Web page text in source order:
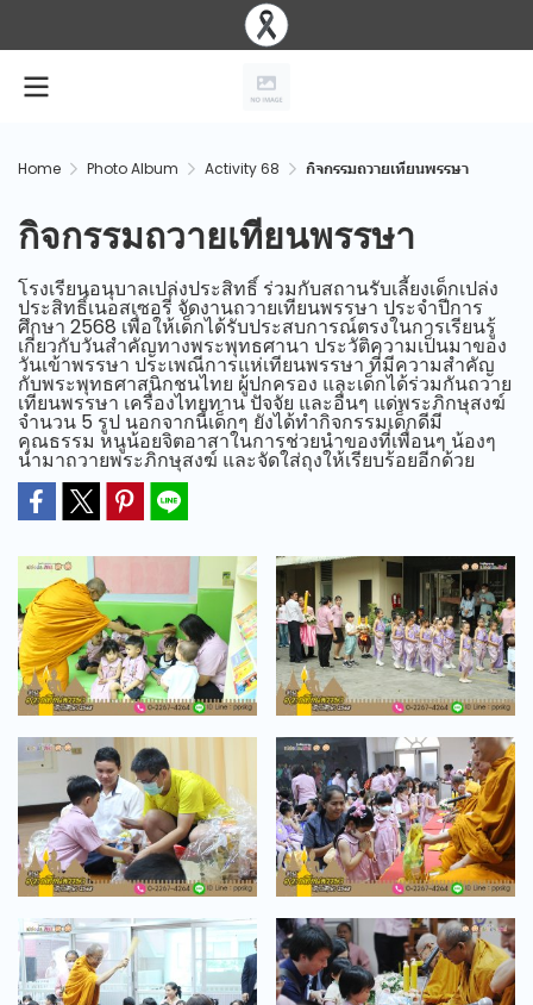
Home Photo Album Activity 68 กิจกรรมถวายเทียนพรรษา
กิจกรรมถวายเทียนพรรษา
โรงเรียนอนุบาลเปล่งประสิทธิ์ ร่วมกับสถานรับเลี้ยงเด็กเปล่ง
ประสิทธิ์เนอสเซอรี่ จัดงานถวายเทียนพรรษา ประจำปีการ
ศึกษา 2568 เพื่อให้เด็กได้รับประสบการณ์ตรงในการเรียนรู้
เกี่ยวกับวันสำคัญทางพระพุทธศานา ประวัติความเป็นมาของ
วันเข้าพรรษา ประเพณีการแห่เทียนพรรษา ที่มีความสำคัญ
กับพระพุทธศาสนิกชนไทย ผู้ปกครอง และเด็กได้ร่วมกันถวาย
เทียนพรรษา เครื่องไทยทาน ปัจจัย และอื่นๆ แด่พระภิกษุสงฆ์
จำนวน 5 รูป นอกจากนี้เด็กๆ ยังได้ทำกิจกรรมเด็กดีมี
คุณธรรม หนูน้อยจิตอาสาในการช่วยนำของที่เพื่อนๆ น้องๆ
นำมาถวายพระภิกษุสงฆ์ และจัดใส่ถุงให้เรียบร้อยอีกด้วย